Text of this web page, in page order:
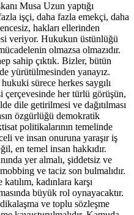
Musa Uzun yaptığı
işçi, daha fazla emekçi, daha
hakları ellerinden
veriyor. Hukukun üstünlüğü
olmazsa olmazıdır.
sahip çıktık. Bizler, bütün
yürütülmesinden yanayız.
sürece herkes saygılı
çerçevesinde her türlü görüşün,
dile getirilmesi ve dağıtılması
özgürlüğü demokratik
politikalarının temelinde
ve insan onuruna yaraşır iş
en temel insan hakkıdır.
yer almalı, şiddetsiz ve
ve taciz son bulmalıdır.
kadınlara karşı
büyük rol oynayacaktır.
ve toplu sözleşme